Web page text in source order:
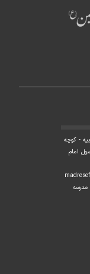
- کوچه
امام